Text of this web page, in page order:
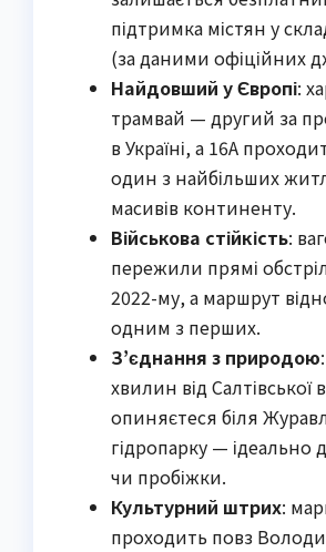
підтримка містян у
(за даними офіційних
Найдовший у Європі:
трамвай — другий за
в Україні, а 16А
один з найбільших
масивів континенту.
Військова стійкість:
пережили прямі
2022-му, а маршрут
одним з перших.
З’єднання з природою
хвилин від Салтівської
опиняєтеся біля
гідропарку — ідеально
чи пробіжки.
Культурний штрих:
проходить повз